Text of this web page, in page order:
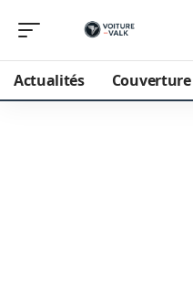
Actualités Couverture